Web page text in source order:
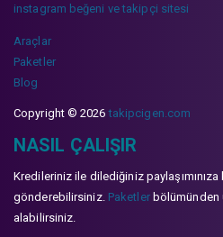
instagram beğeni ve takipçi sitesi
Araçlar
Paketler
Blog
Copyright © 2026takipcigen.com
NASIL ÇALIŞIR
Kredileriniz ile dilediğiniz
gönderebilirsiniz. Paketlerbölümünden
alabilirsiniz.